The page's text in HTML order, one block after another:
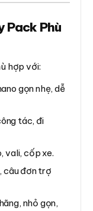
Pack Phù
hợp với:
gọn nhẹ, dễ
tác, đi
vali, cốp xe.
câu đơn trợ
nhỏ gọn,